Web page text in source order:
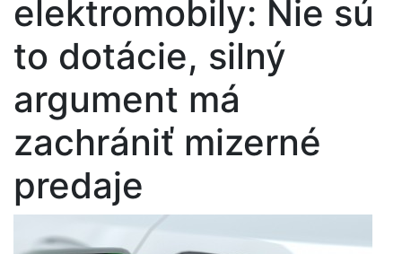
elektromobily: Nie sú
to dotácie, silný
argument má
zachrániť mizerné
predaje